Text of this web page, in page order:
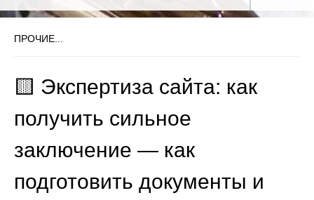
ПРОЧИЕ...
🟨 Экспертиза сайта: как
получить сильное
заключение — как
подготовить документы и